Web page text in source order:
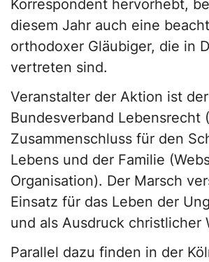
Korrespondent hervorhebt,
diesem Jahr auch eine
orthodoxer Gläubiger, die in
vertreten sind.
Veranstalter der Aktion ist der
Bundesverband Lebensrecht
Zusammenschluss für den
Lebens und der Familie
Organisation). Der Marsch
Einsatz für das Leben der
und als Ausdruck christlicher
Parallel dazu finden in der